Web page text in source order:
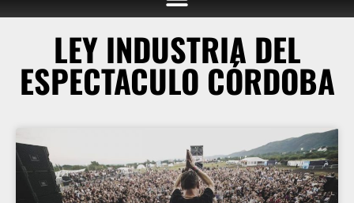
LEY INDUSTRIA DEL
ESPECTACULO CÓRDOBA